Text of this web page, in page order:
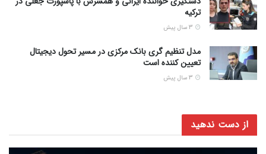
ترکیه
مدل تنظیم گری بانک مرکزی در مسیر تحول دیجیتال
تعیین کننده است
از دست ندهید